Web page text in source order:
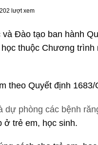
202 lượt xem
Đào tạo ban hành
thuộc Chương
theo Quyết định
dự phòng các bệnh
ở trẻ em, học sinh.